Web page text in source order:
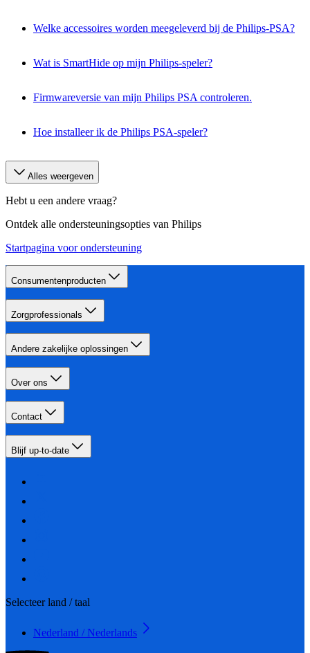
Welke accessoires worden meegeleverd bij de Philips-PSA?
Wat is SmartHide op mijn Philips-speler?
Firmwareversie van mijn Philips PSA controleren.
Hoe installeer ik de Philips PSA-speler?
Alles weergeven
Hebt u een andere vraag?
Ontdek alle ondersteuningsopties van Philips
Startpagina voor ondersteuning
Consumentenproducten
Zorgprofessionals
Andere zakelijke oplossingen
Over ons
Contact
Blijf up-to-date
Selecteer land / taal
Nederland / Nederlands